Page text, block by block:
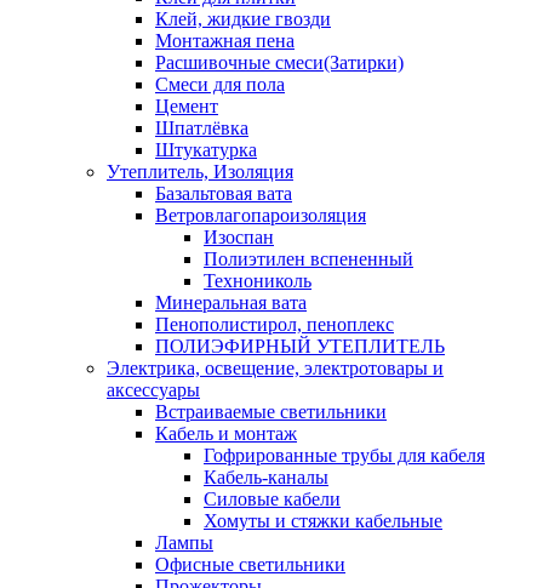
Клей, жидкие гвозди
Монтажная пена
Расшивочные смеси(Затирки)
Смеси для пола
Цемент
Шпатлёвка
Штукатурка
Утеплитель, Изоляция
Базальтовая вата
Ветровлагопароизоляция
Изоспан
Полиэтилен вспененный
Технониколь
Минеральная вата
Пенополистирол, пеноплекс
ПОЛИЭФИРНЫЙ УТЕПЛИТЕЛЬ
Электрика, освещение, электротовары и
аксессуары
Встраиваемые светильники
Кабель и монтаж
Гофрированные трубы для кабеля
Кабель-каналы
Силовые кабели
Хомуты и стяжки кабельные
Лампы
Офисные светильники